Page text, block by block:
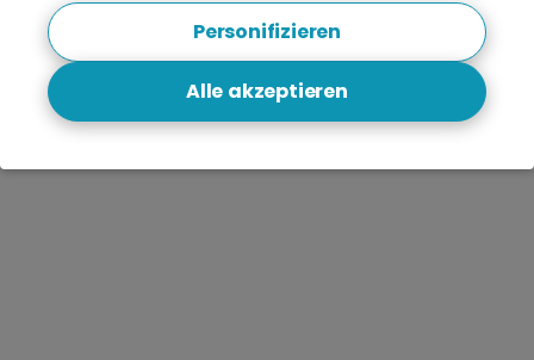
Personifizieren
Alle akzeptieren